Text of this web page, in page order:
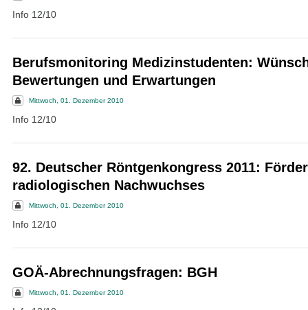
Info 12/10
Berufsmonitoring Medizinstudenten:
Bewertungen und Erwartungen
Mittwoch, 01. Dezember 2010
Info 12/10
92. Deutscher Röntgenkongress 2011:
radiologischen Nachwuchses
Mittwoch, 01. Dezember 2010
Info 12/10
GOÄ-Abrechnungsfragen: BGH
Mittwoch, 01. Dezember 2010